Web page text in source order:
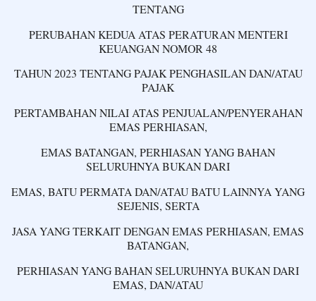
TENTANG
PERUBAHAN KEDUA ATAS PERATURAN MENTERI
KEUANGAN NOMOR 48
TAHUN 2023 TENTANG PAJAK PENGHASILAN DAN/ATAU
PAJAK
PERTAMBAHAN NILAI ATAS PENJUALAN/PENYERAHAN
EMAS PERHIASAN,
EMAS BATANGAN, PERHIASAN YANG BAHAN
SELURUHNYA BUKAN DARI
EMAS, BATU PERMATA DAN/ATAU BATU LAINNYA YANG
SEJENIS, SERTA
JASA YANG TERKAIT DENGAN EMAS PERHIASAN, EMAS
BATANGAN,
PERHIASAN YANG BAHAN SELURUHNYA BUKAN DARI
EMAS, DAN/ATAU